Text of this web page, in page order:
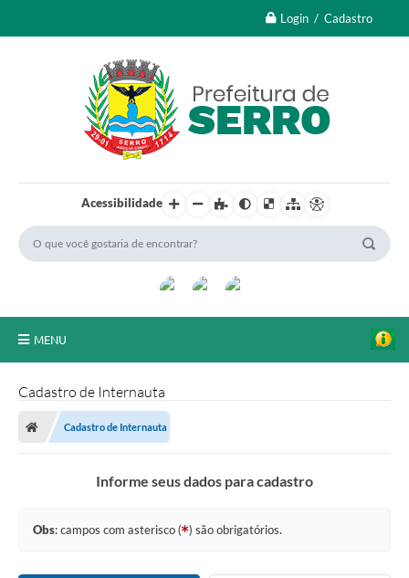
Login / Cadastro
Acessibilidade
MENU
A Prefeitura
Processo Seletivo/Concurso Público
Taxas de Inscrição/Guia de Arrecadação / Tributos
Online
Plano Diretor Participativo de Serro/MG
Cadastro de Internauta
Cadastro de Internauta
Informe seus dados para cadastro
Obs: campos com asterisco ( ) são obrigatórios.